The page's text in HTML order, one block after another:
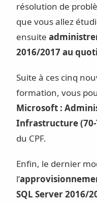
résolution de
que vous allez
ensuite
2016/2017 au
Suite à ces cinq
formation, vous
Microsoft :
Infrastructure (70-
du CPF.
Enfin, le dernier
l’
SQL Server 2016/